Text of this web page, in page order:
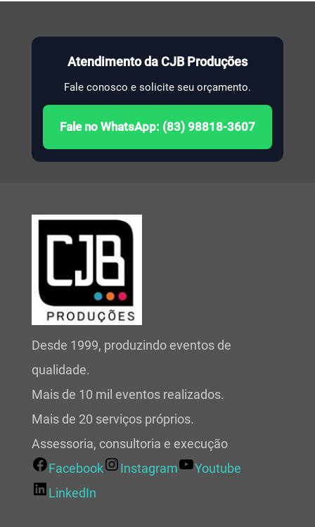
Atendimento da CJB Produções
Fale conosco e solicite seu orçamento.
Fale no WhatsApp: (83) 98818-3607
Desde 1999, produzindo eventos de
qualidade.
Mais de 10 mil eventos realizados.
Mais de 20 serviços próprios.
Assessoria, consultoria e execução
Facebook
Instagram
Youtube
LinkedIn